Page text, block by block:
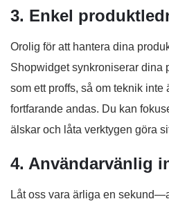
3. Enkel
Orolig för att hantera dina
Shopwidget synkroniserar dina
som ett proffs, så om teknik inte
fortfarande andas. Du kan
älskar och låta verktygen göra
4. Användarvänlig
Låt oss vara ärliga en